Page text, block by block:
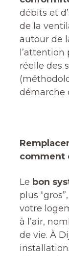
débits et
de la
autour de
réelle des
démarche
comment
Le bon
plus
votre
à l’air,
de vie. À